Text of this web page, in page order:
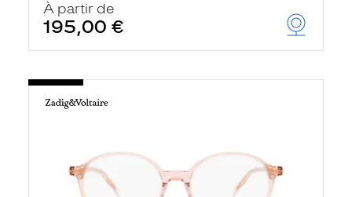
À partir de
195,00 €